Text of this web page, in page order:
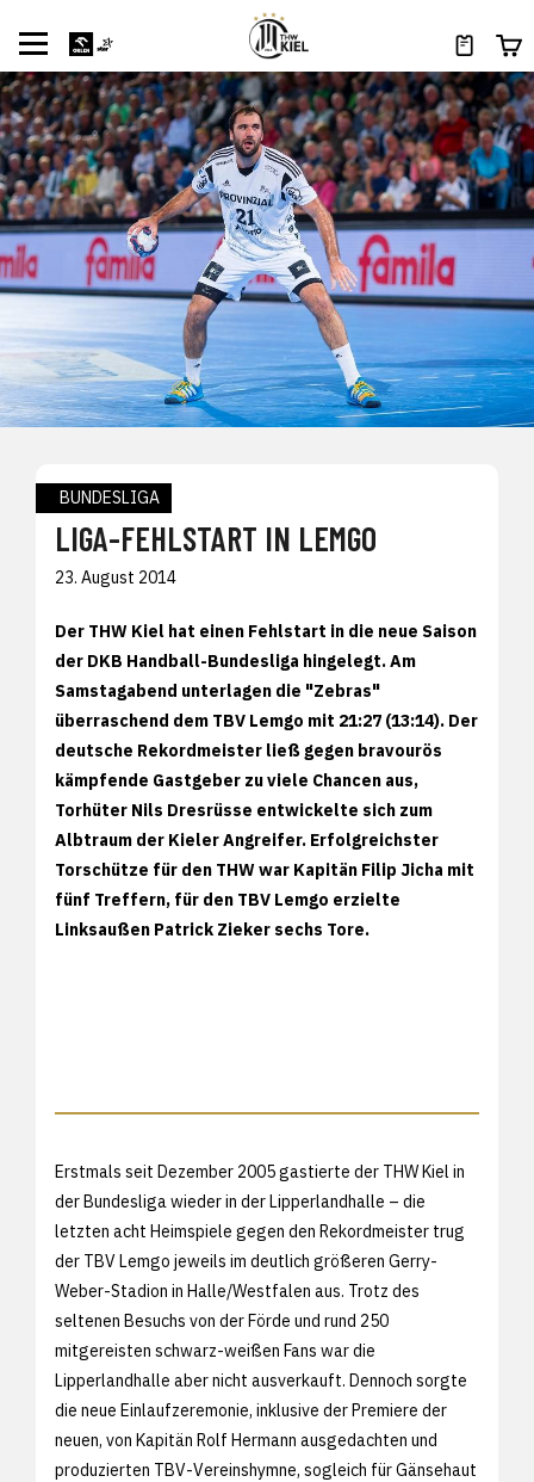
BUNDESLIGA
LIGA-FEHLSTART IN LEMGO
23. August 2014
Der THW Kiel hat einen Fehlstart in die neue Saison
der DKB Handball-Bundesliga hingelegt. Am
Samstagabend unterlagen die "Zebras"
überraschend dem TBV Lemgo mit 21:27 (13:14). Der
deutsche Rekordmeister ließ gegen bravourös
kämpfende Gastgeber zu viele Chancen aus,
Torhüter Nils Dresrüsse entwickelte sich zum
Albtraum der Kieler Angreifer. Erfolgreichster
Torschütze für den THW war Kapitän Filip Jicha mit
fünf Treffern, für den TBV Lemgo erzielte
Linksaußen Patrick Zieker sechs Tore.
Erstmals seit Dezember 2005 gastierte der THW Kiel in
der Bundesliga wieder in der Lipperlandhalle – die
letzten acht Heimspiele gegen den Rekordmeister trug
der TBV Lemgo jeweils im deutlich größeren Gerry-
Weber-Stadion in Halle/Westfalen aus. Trotz des
seltenen Besuchs von der Förde und rund 250
mitgereisten schwarz-weißen Fans war die
Lipperlandhalle aber nicht ausverkauft. Dennoch sorgte
die neue Einlaufzeremonie, inklusive der Premiere der
neuen, von Kapitän Rolf Hermann ausgedachten und
produzierten TBV-Vereinshymne, sogleich für Gänsehaut